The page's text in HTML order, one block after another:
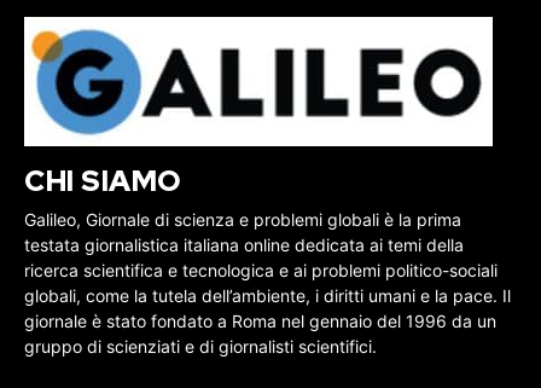
CHI SIAMO
Galileo, Giornale di scienza e problemi globali è la prima
testata giornalistica italiana online dedicata ai temi della
ricerca scientifica e tecnologica e ai problemi politico-sociali
globali, come la tutela dell’ambiente, i diritti umani e la pace. Il
giornale è stato fondato a Roma nel gennaio del 1996 da un
gruppo di scienziati e di giornalisti scientifici.